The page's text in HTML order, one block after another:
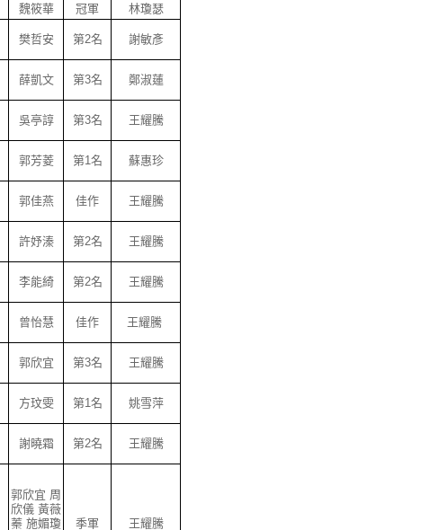
魏筱華 冠軍 林瓊瑟
樊哲安 第2名 謝敏彥
薛凱文 第3名 鄭淑蓮
吳亭諄 第3名 王耀騰
郭芳菱 第1名 蘇惠珍
郭佳燕 佳作 王耀騰
許妤溱 第2名 王耀騰
李能綺 第2名 王耀騰
曾怡慧 佳作 王耀騰
郭欣宜 第3名 王耀騰
方玟雯 第1名 姚雪萍
謝曉霜 第2名 王耀騰
郭欣宜 周
欣儀 黃薇
蓁 施媚瓊
季軍 王耀騰